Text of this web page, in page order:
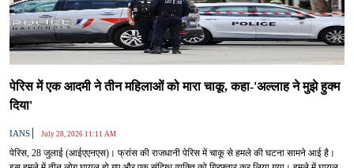
पेरिस में एक आदमी ने तीन महिलाओं को मारा चाकू, कहा-'अल्लाह ने मुझे हुक्म
दिया'
IANS | July 28, 2026 11:11 AM
पेरिस, 28 जुलाई (आईएएनएस)। फ्रांस की राजधानी पेरिस में चाकू से हमले की घटना सामने आई है।